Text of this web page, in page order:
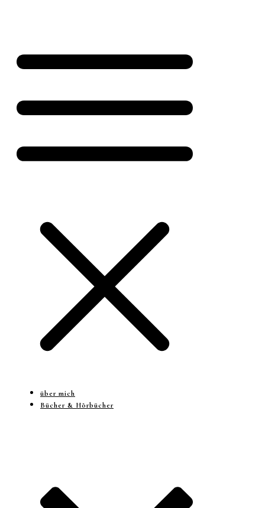
über mich
Bücher & Hörbücher